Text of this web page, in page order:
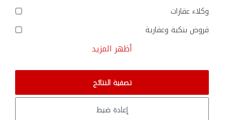
وكلاء عقارات
قروض بنكية وعقارية
أظهر المزيد
تصفية النتائج
إعادة ضبط